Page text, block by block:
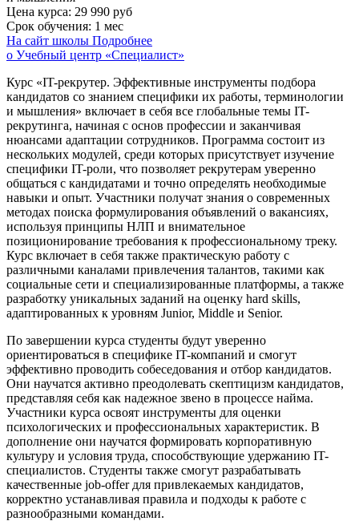
Цена курса: 29 990 руб
Срок обучения: 1 мес
На сайт школы Подробнее
о Учебный центр «Специалист»
Курс «IT-рекрутер. Эффективные инструменты подбора
кандидатов со знанием специфики их работы, терминологии
и мышления» включает в себя все глобальные темы IT-
рекрутинга, начиная с основ профессии и заканчивая
нюансами адаптации сотрудников. Программа состоит из
нескольких модулей, среди которых присутствует изучение
специфики IT-роли, что позволяет рекрутерам уверенно
общаться с кандидатами и точно определять необходимые
навыки и опыт. Участники получат знания о современных
методах поиска формулирования объявлений о вакансиях,
используя принципы НЛП и внимательное
позиционирование требования к профессиональному треку.
Курс включает в себя также практическую работу с
различными каналами привлечения талантов, такими как
социальные сети и специализированные платформы, а также
разработку уникальных заданий на оценку hard skills,
адаптированных к уровням Junior, Middle и Senior.
По завершении курса студенты будут уверенно
ориентироваться в специфике IT-компаний и смогут
эффективно проводить собеседования и отбор кандидатов.
Они научатся активно преодолевать скептицизм кандидатов,
представляя себя как надежное звено в процессе найма.
Участники курса освоят инструменты для оценки
психологических и профессиональных характеристик. В
дополнение они научатся формировать корпоративную
культуру и условия труда, способствующие удержанию IT-
специалистов. Студенты также смогут разрабатывать
качественные job-offer для привлекаемых кандидатов,
корректно устанавливая правила и подходы к работе с
разнообразными командами.